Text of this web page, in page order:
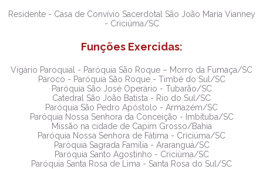
Residente - Casa de Convívio Sacerdotal São João Maria Vianney
- Criciúma/SC
Funções Exercidas:
Vigário Paroquial - Paróquia São Roque – Morro da Fumaça/SC
Pároco - Paróquia São Roque - Timbé do Sul/SC
Paróquia São José Operário - Tubarão/SC
Catedral São João Batista - Rio do Sul/SC
Paróquia São Pedro Apóstolo - Armazém/SC
Paróquia Nossa Senhora da Conceição - Imbituba/SC
Missão na cidade de Capim Grosso/Bahia
Paróquia Nossa Senhora de Fátima - Criciúma/SC
Paróquia Sagrada Família - Araranguá/SC
Paróquia Santo Agostinho - Criciúma/SC
Paróquia Santa Rosa de Lima - Santa Rosa do Sul/SC